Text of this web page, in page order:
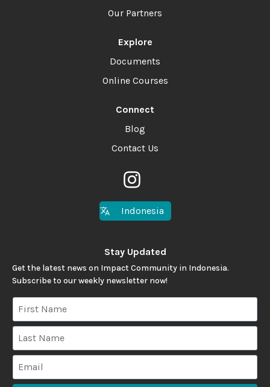
Our Partners
Explore
Documents
Online Courses
Connect
Blog
Contact Us
Indonesia
Stay Updated
Get the latest news on Impact Community in Indonesia.
Subscribe to our weekly newsletter now!